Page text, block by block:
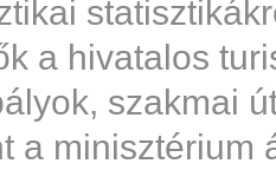
a hivatalos
szakmai
a minisztérium